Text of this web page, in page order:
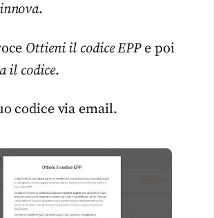
.
Ottieni il codice EPPe poi
il codice.
codice via email.